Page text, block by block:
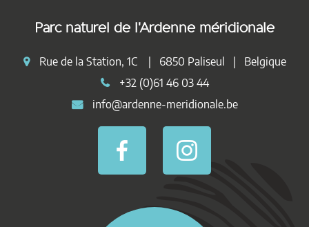
Parc naturel de l'Ardenne méridionale
Rue de la Station, 1C | 6850 Paliseul | Belgique
+32 (0)61 46 03 44
info@ardenne-meridionale.be